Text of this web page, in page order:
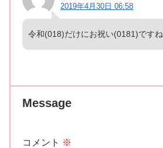
2019年4月30日 06:58
令和(018)だけにお祝い(0181)ですね
Message
コメント ※